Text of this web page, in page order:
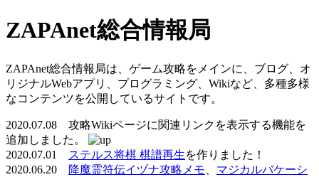
ZAPAnet総合情報局
ZAPAnet総合情報局は、ゲーム攻略をメインに、ブログ、オ
リジナルWebアプリ、プログラミング、Wikiなど、多種多様
なコンテンツを公開しているサイトです。
2020.07.08 攻略Wikiページに関連リンクを表示する機能を
追加しました。
2020.07.01
ステルス将棋 棋譜再生を作りました！
2020.06.20
降魔霊符伝イヅナ攻略メモ
マジカルバケーシ